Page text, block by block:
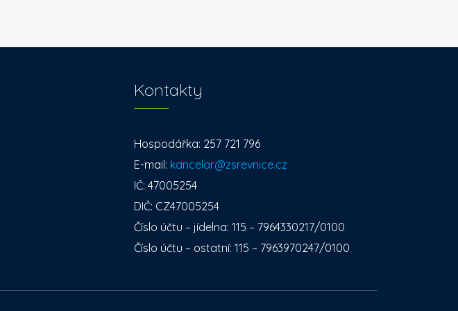
Kontakty
Hospodářka: 257 721 796
E-mail: kancelar@zsrevnice.cz
IČ: 47005254
DIČ: CZ47005254
Číslo účtu – jídelna: 115 – 7964330217/0100
Číslo účtu – ostatní: 115 – 7963970247/0100